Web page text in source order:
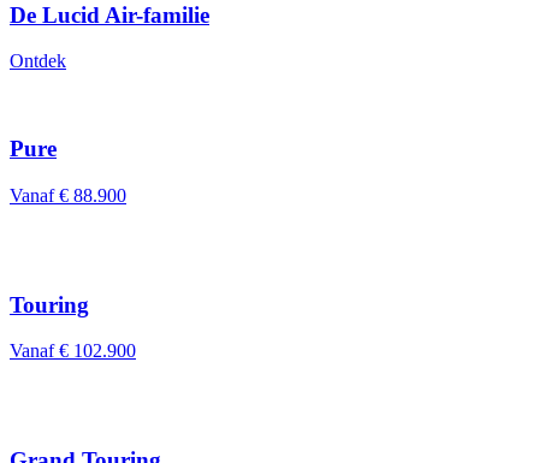
De Lucid Air-familie
Ontdek
Pure
Vanaf€ 88.900
Touring
Vanaf€ 102.900